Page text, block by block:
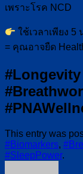
เพราะโรค NCD
ใช้เวลาเพียง
= คุณอาจยืด
This entry was
#Biomarkers,
#SleepPower.